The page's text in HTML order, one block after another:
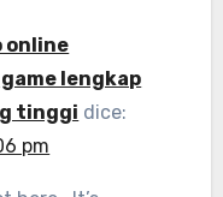
online
lengkap
tinggi dice:
pm